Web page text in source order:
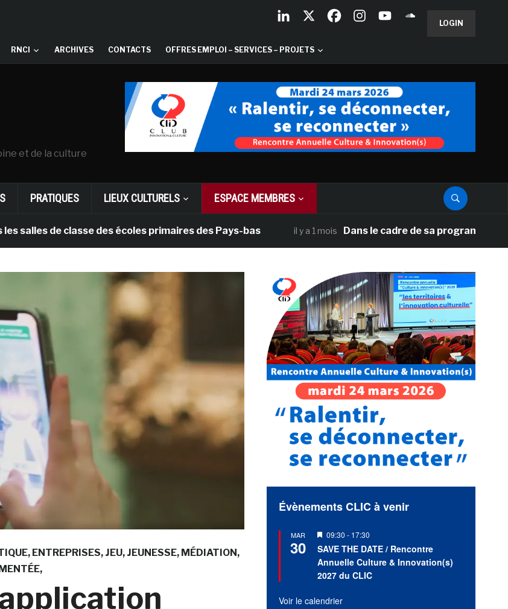
LOGIN
RNCI ARCHIVES CONTACTS OFFRES EMPLOI – SERVICES – PROJETS
et de la culture
PRATIQUES LIEUX CULTURELS ESPACE MEMBRES
de classe des écoles primaires des Pays-bas il y a 1 mois Dans le cadre de sa programmation
ENTREPRISES JEU JEUNESSE MÉDIATION
Évènements CLIC à venir
MAR
30
Mis
en
avant
09:30 - 17:30
SAVE THE DATE / Rencontre
Annuelle Culture & Innovation(s)
2027 du CLIC
Voir le calendrier